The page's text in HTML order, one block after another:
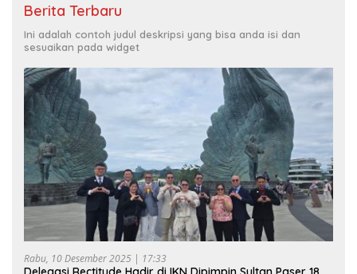
Berita Terbaru
Ini adalah contoh judul deskripsi yang bisa anda isi dan
sesuaikan pada widget
Rabu, 10 Desember 2025 | 17:33